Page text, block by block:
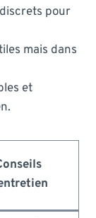
pour
mais dans
et